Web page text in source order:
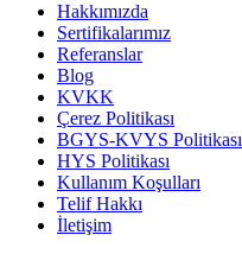
Hakkımızda
Sertifikalarımız
Referanslar
Blog
KVKK
Çerez Politikası
BGYS-KVYS Politikası
HYS Politikası
Kullanım Koşulları
Telif Hakkı
İletişim